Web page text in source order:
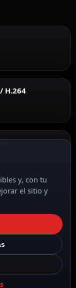
H.264
y, con tu
el sitio y